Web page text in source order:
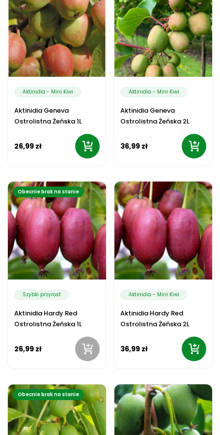
Aktinidia - Mini Kiwi
Aktinidia Geneva
Ostrolistna Żeńska 1L
26,99 zł
Aktinidia - Mini Kiwi
Aktinidia Geneva
Ostrolistna Żeńska 2L
36,99 zł
Szybki przyrost
Aktinidia Hardy Red
Ostrolistna Żeńska 1L
26,99 zł
Obecnie brak na stanie
Aktinidia - Mini Kiwi
Aktinidia Hardy Red
Ostrolistna Żeńska 2L
36,99 zł
Obecnie brak na stanie